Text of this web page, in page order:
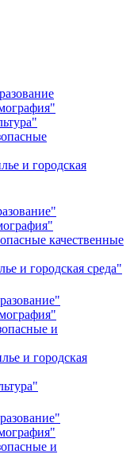
и городская
качественные
и городская среда"
и
и городская
и